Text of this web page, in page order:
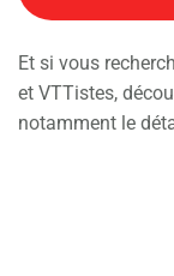
Et si vous
et VTTistes,
notamment le